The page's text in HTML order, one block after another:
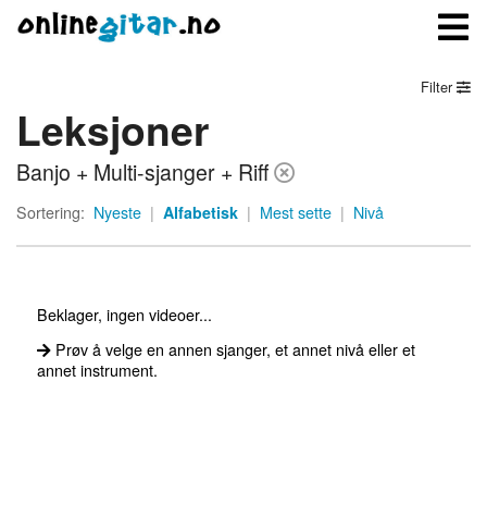
Meny
Logg inn
Filter
Leksjoner
Banjo + Multi-sjanger + Riff
Sortering: Nyeste | Alfabetisk | Mest sette | Nivå
Beklager, ingen videoer...
Prøv å velge en annen sjanger, et annet nivå eller et
annet instrument.